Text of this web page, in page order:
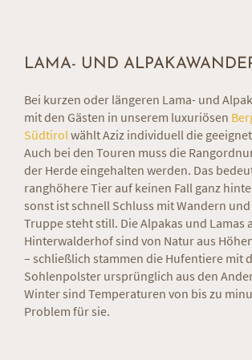
LAMA- UND
Bei kurzen oder längeren Lama- und
mit den Gästen in unserem luxuriösen
Südtirolwählt Aziz individuell die
Auch bei den Touren muss die
der Herde eingehalten werden. Das
ranghöhere Tier auf keinen Fall ganz
sonst ist schnell Schluss mit Wandern
Truppe steht still. Die Alpakas und Lamas
Hinterwalderhof sind von Natur aus
– schließlich stammen die Hufentiere mit
Sohlenpolster ursprünglich aus den
Winter sind Temperaturen von bis zu
Problem für sie.